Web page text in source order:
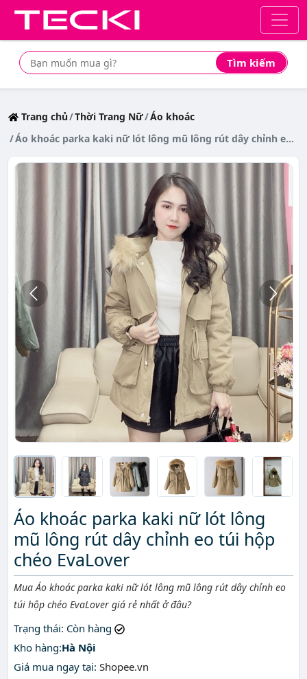
Tìm kiếm
Tìm mua sản phẩm giá rẻ nhất
Trang chủ Thời Trang Nữ Áo khoác
Áo khoác parka kaki nữ lót lông mũ lông rút dây chỉnh eo túi hộp chéo EvaLover
Áo khoác parka kaki nữ lót lông
mũ lông rút dây chỉnh eo túi hộp
chéo EvaLover
Mô tả ngắn
Mua Áo khoác parka kaki nữ lót lông mũ lông rút dây chỉnh eo
túi hộp chéo EvaLover giá rẻ nhất ở đâu?
Trạng thái: Còn hàng
Kho hàng:Hà Nội
Giá mua ngay tại: Shopee.vn